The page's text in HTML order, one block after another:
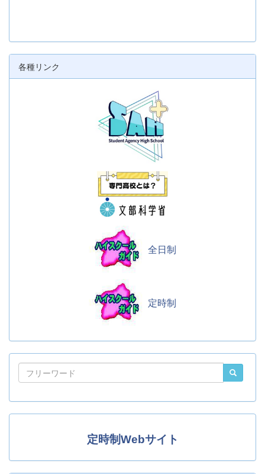
各種リンク
全日制
定時制
定時制Webサイト